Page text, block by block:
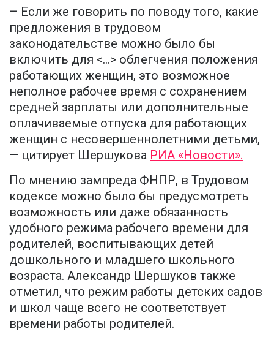
– Если же говорить по поводу того, какие
предложения в трудовом
законодательстве можно было бы
включить для <...> облегчения положения
работающих женщин, это возможное
неполное рабочее время с сохранением
средней зарплаты или дополнительные
оплачиваемые отпуска для работающих
женщин с несовершеннолетними детьми,
— цитирует Шершукова РИА «Новости».
По мнению зампреда ФНПР, в Трудовом
кодексе можно было бы предусмотреть
возможность или даже обязанность
удобного режима рабочего времени для
родителей, воспитывающих детей
дошкольного и младшего школьного
возраста. Александр Шершуков также
отметил, что режим работы детских садов
и школ чаще всего не соответствует
времени работы родителей.